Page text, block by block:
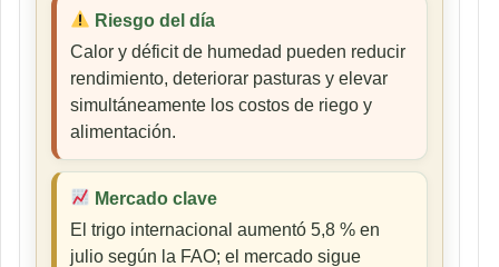
Riesgo del día
Calor y déficit de humedad pueden reducir
rendimiento, deteriorar pasturas y elevar
simultáneamente los costos de riego y
alimentación.
Mercado clave
El trigo internacional aumentó 5,8 % en
julio según la FAO; el mercado sigue